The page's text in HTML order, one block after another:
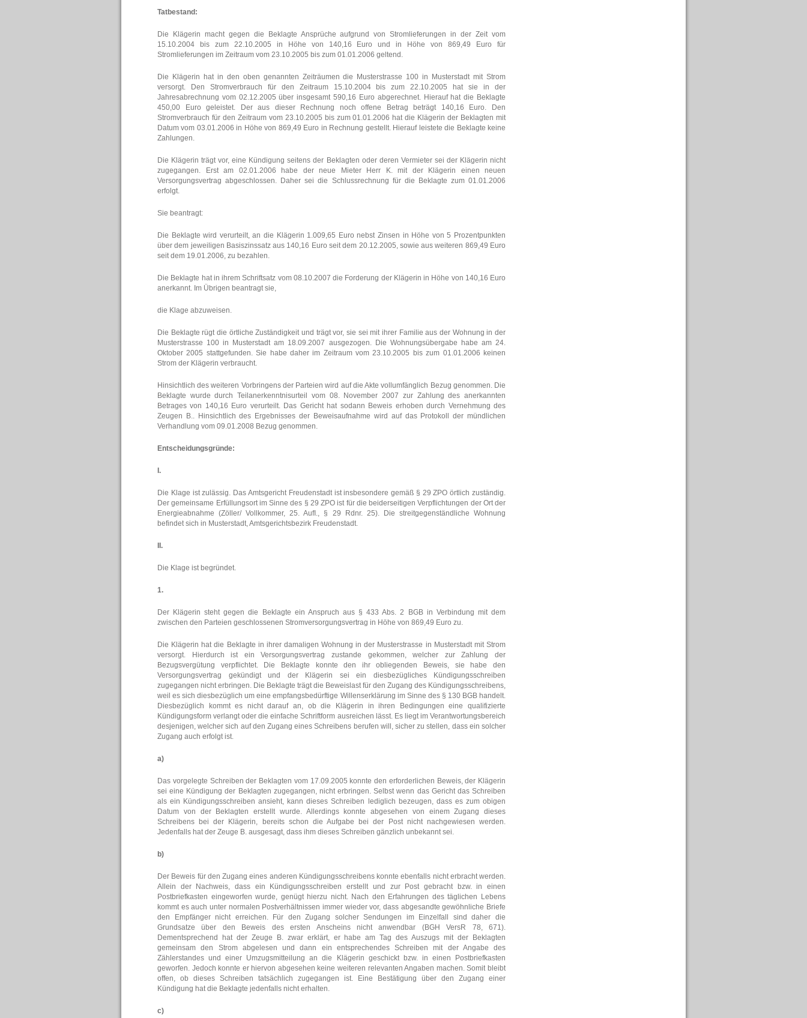
Tatbestand:
Die Klägerin macht gegen die Beklagte Ansprüche aufgrund von Stromlieferungen in der Zeit vom
15.10.2004 bis zum 22.10.2005 in Höhe von 140,16 Euro und in Höhe von 869,49 Euro für
Stromlieferungen im Zeitraum vom 23.10.2005 bis zum 01.01.2006 geltend.
Die Klägerin hat in den oben genannten Zeiträumen die Musterstrasse 100 in Musterstadt mit Strom
versorgt. Den Stromverbrauch für den Zeitraum 15.10.2004 bis zum 22.10.2005 hat sie in der
Jahresabrechnung vom 02.12.2005 über insgesamt 590,16 Euro abgerechnet. Hierauf hat die Beklagte
450,00 Euro geleistet. Der aus dieser Rechnung noch offene Betrag beträgt 140,16 Euro. Den
Stromverbrauch für den Zeitraum vom 23.10.2005 bis zum 01.01.2006 hat die Klägerin der Beklagten mit
Datum vom 03.01.2006 in Höhe von 869,49 Euro in Rechnung gestellt. Hierauf leistete die Beklagte keine
Zahlungen.
Die Klägerin trägt vor, eine Kündigung seitens der Beklagten oder deren Vermieter sei der Klägerin nicht
zugegangen. Erst am 02.01.2006 habe der neue Mieter Herr K. mit der Klägerin einen neuen
Versorgungsvertrag abgeschlossen. Daher sei die Schlussrechnung für die Beklagte zum 01.01.2006
erfolgt.
Sie beantragt:
Die Beklagte wird verurteilt, an die Klägerin 1.009,65 Euro nebst Zinsen in Höhe von 5 Prozentpunkten
über dem jeweiligen Basiszinssatz aus 140,16 Euro seit dem 20.12.2005, sowie aus weiteren 869,49 Euro
seit dem 19.01.2006, zu bezahlen.
Die Beklagte hat in ihrem Schriftsatz vom 08.10.2007 die Forderung der Klägerin in Höhe von 140,16 Euro
anerkannt. Im Übrigen beantragt sie,
die Klage abzuweisen.
Die Beklagte rügt die örtliche Zuständigkeit und trägt vor, sie sei mit ihrer Familie aus der Wohnung in der
Musterstrasse 100 in Musterstadt am 18.09.2007 ausgezogen. Die Wohnungsübergabe habe am 24.
Oktober 2005 stattgefunden. Sie habe daher im Zeitraum vom 23.10.2005 bis zum 01.01.2006 keinen
Strom der Klägerin verbraucht.
Hinsichtlich des weiteren Vorbringens der Parteien wird auf die Akte vollumfänglich Bezug genommen. Die
Beklagte wurde durch Teilanerkenntnisurteil vom 08. November 2007 zur Zahlung des anerkannten
Betrages von 140,16 Euro verurteilt. Das Gericht hat sodann Beweis erhoben durch Vernehmung des
Zeugen B.. Hinsichtlich des Ergebnisses der Beweisaufnahme wird auf das Protokoll der mündlichen
Verhandlung vom 09.01.2008 Bezug genommen.
Entscheidungsgründe:
I.
Die Klage ist zulässig. Das Amtsgericht Freudenstadt ist insbesondere gemäß § 29 ZPO örtlich zuständig.
Der gemeinsame Erfüllungsort im Sinne des § 29 ZPO ist für die beiderseitigen Verpflichtungen der Ort der
Energieabnahme (Zöller/ Vollkommer, 25. AufI., § 29 Rdnr. 25). Die streitgegenständliche Wohnung
befindet sich in Musterstadt, Amtsgerichtsbezirk Freudenstadt.
II.
Die Klage ist begründet.
1.
Der Klägerin steht gegen die Beklagte ein Anspruch aus § 433 Abs. 2 BGB in Verbindung mit dem
zwischen den Parteien geschlossenen Stromversorgungsvertrag in Höhe von 869,49 Euro zu.
Die Klägerin hat die Beklagte in ihrer damaligen Wohnung in der Musterstrasse in Musterstadt mit Strom
versorgt. Hierdurch ist ein Versorgungsvertrag zustande gekommen, welcher zur Zahlung der
Bezugsvergütung verpflichtet. Die Beklagte konnte den ihr obliegenden Beweis, sie habe den
Versorgungsvertrag gekündigt und der Klägerin sei ein diesbezügliches Kündigungsschreiben
zugegangen nicht erbringen. Die Beklagte trägt die Beweislast für den Zugang des Kündigungsschreibens,
weil es sich diesbezüglich um eine empfangsbedürftige Willenserklärung im Sinne des § 130 BGB handelt.
Diesbezüglich kommt es nicht darauf an, ob die Klägerin in ihren Bedingungen eine qualifizierte
Kündigungsform verlangt oder die einfache Schriftform ausreichen lässt. Es liegt im Verantwortungsbereich
desjenigen, welcher sich auf den Zugang eines Schreibens berufen will, sicher zu stellen, dass ein solcher
Zugang auch erfolgt ist.
a)
Das vorgelegte Schreiben der Beklagten vom 17.09.2005 konnte den erforderlichen Beweis, der Klägerin
sei eine Kündigung der Beklagten zugegangen, nicht erbringen. Selbst wenn das Gericht das Schreiben
als ein Kündigungsschreiben ansieht, kann dieses Schreiben lediglich bezeugen, dass es zum obigen
Datum von der Beklagten erstellt wurde. Allerdings konnte abgesehen von einem Zugang dieses
Schreibens bei der Klägerin, bereits schon die Aufgabe bei der Post nicht nachgewiesen werden.
Jedenfalls hat der Zeuge B. ausgesagt, dass ihm dieses Schreiben gänzlich unbekannt sei.
b)
Der Beweis für den Zugang eines anderen Kündigungsschreibens konnte ebenfalls nicht erbracht werden.
Allein der Nachweis, dass ein Kündigungsschreiben erstellt und zur Post gebracht bzw. in einen
Postbriefkasten eingeworfen wurde, genügt hierzu nicht. Nach den Erfahrungen des täglichen Lebens
kommt es auch unter normalen Postverhältnissen immer wieder vor, dass abgesandte gewöhnliche Briefe
den Empfänger nicht erreichen. Für den Zugang solcher Sendungen im Einzelfall sind daher die
Grundsatze über den Beweis des ersten Anscheins nicht anwendbar (BGH VersR 78, 671).
Dementsprechend hat der Zeuge B. zwar erklärt, er habe am Tag des Auszugs mit der Beklagten
gemeinsam den Strom abgelesen und dann ein entsprechendes Schreiben mit der Angabe des
Zählerstandes und einer Umzugsmitteilung an die Klägerin geschickt bzw. in einen Postbriefkasten
geworfen. Jedoch konnte er hiervon abgesehen keine weiteren relevanten Angaben machen. Somit bleibt
offen, ob dieses Schreiben tatsächlich zugegangen ist. Eine Bestätigung über den Zugang einer
Kündigung hat die Beklagte jedenfalls nicht erhalten.
c)